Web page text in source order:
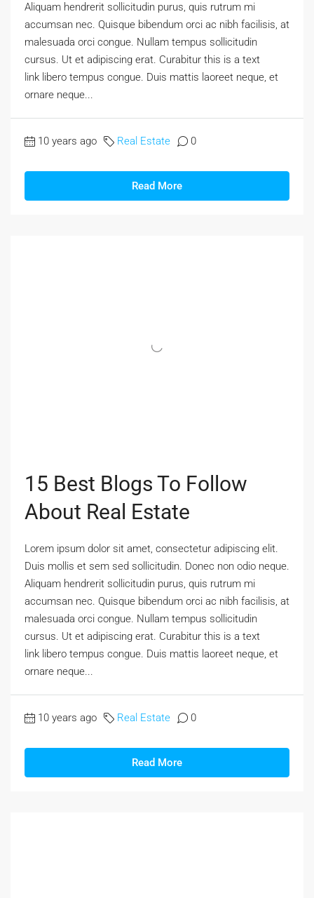
Aliquam hendrerit sollicitudin purus, quis rutrum mi
accumsan nec. Quisque bibendum orci ac nibh facilisis, at
malesuada orci congue. Nullam tempus sollicitudin
cursus. Ut et adipiscing erat. Curabitur this is a text
link libero tempus congue. Duis mattis laoreet neque, et
ornare neque...
10 years ago Real Estate 0
Read More
15 Best Blogs To Follow
About Real Estate
Lorem ipsum dolor sit amet, consectetur adipiscing elit.
Duis mollis et sem sed sollicitudin. Donec non odio neque.
Aliquam hendrerit sollicitudin purus, quis rutrum mi
accumsan nec. Quisque bibendum orci ac nibh facilisis, at
malesuada orci congue. Nullam tempus sollicitudin
cursus. Ut et adipiscing erat. Curabitur this is a text
link libero tempus congue. Duis mattis laoreet neque, et
ornare neque...
10 years ago Real Estate 0
Read More